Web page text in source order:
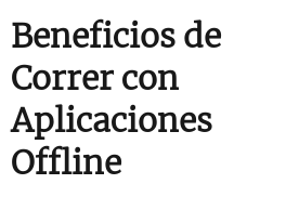
Beneficios de
Correr con
Aplicaciones
Offline